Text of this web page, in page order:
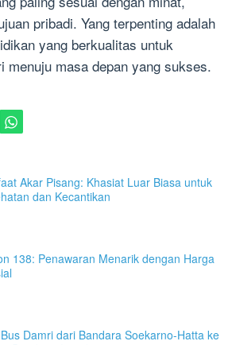
pribadi. Yang terpenting adalah
yang berkualitas untuk
menuju masa depan yang sukses.
Akar Pisang: Khasiat Luar Biasa untuk
dan Kecantikan
138: Penawaran Menarik dengan Harga
Damri dari Bandara Soekarno-Hatta ke